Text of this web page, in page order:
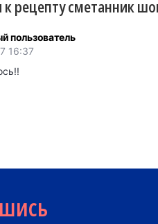
рецепту сметанник
пользователь
16:37